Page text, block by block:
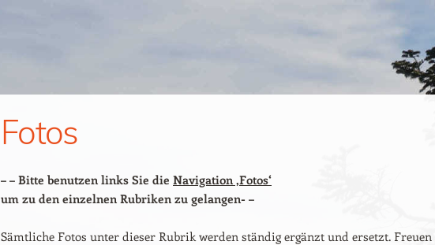
Fotos
– – Bitte benutzen links Sie die Navigation ‚Fotos‘
um zu den einzelnen Rubriken zu gelangen- –
Sämtliche Fotos unter dieser Rubrik werden ständig ergänzt und ersetzt. Freuen